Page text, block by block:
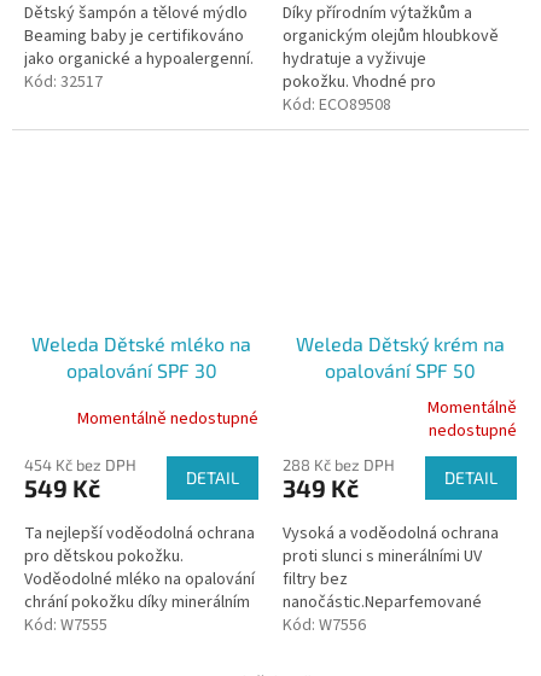
Dětský šampón a tělové mýdlo
Beaming baby je certifikováno
jako organické a hypoalergenní.
Kód: 32517
Díky přírodním výtažkům a
organickým olejům hloubkově
hydratuje a vyživuje
pokožku. Vhodné pro
nejcitlivější pokožku
Kód: ECO89508
Weleda Dětské mléko na
opalování SPF 30
Momentálně nedostupné
454 Kč bez DPH
549 Kč DETAIL
Ta nejlepší voděodolná ochrana
pro dětskou pokožku.
Voděodolné mléko na opalování
chrání pokožku díky minerálním
UV filtrům bez nanočástic.
Kód: W7555
Weleda Dětský krém na
opalování SPF 50
Sensitive, 50ml
produktu
je
z
5
hvězdiček.
Momentálně
nedostupné
288 Kč bez DPH
349 Kč DETAIL
Vysoká a voděodolná ochrana
proti slunci s minerálními UV
filtry bez
nanočástic.Neparfemované
složení šetrně pečuje o citlivou
Kód: W7556